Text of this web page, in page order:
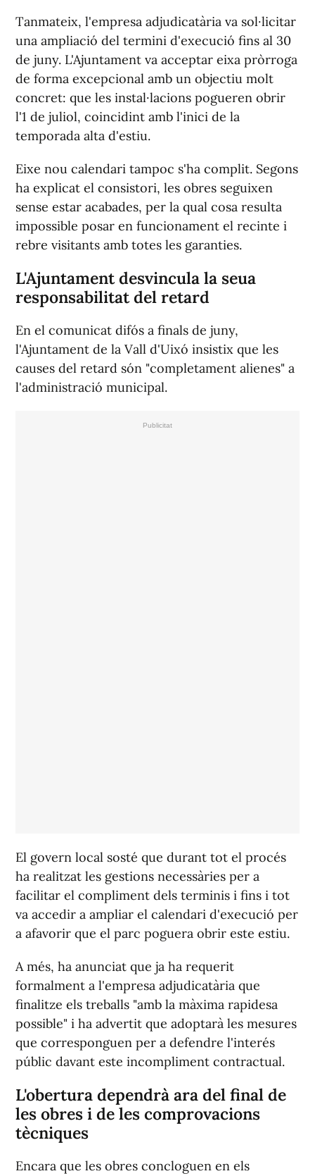
Tanmateix, l'empresa adjudicatària va sol·licitar
una ampliació del termini d'execució fins al 30
de juny. L'Ajuntament va acceptar eixa pròrroga
de forma excepcional amb un objectiu molt
concret: que les instal·lacions pogueren obrir
l'1 de juliol, coincidint amb l'inici de la
temporada alta d'estiu.
Eixe nou calendari tampoc s'ha complit. Segons
ha explicat el consistori, les obres seguixen
sense estar acabades, per la qual cosa resulta
impossible posar en funcionament el recinte i
rebre visitants amb totes les garanties.
L'Ajuntament desvincula la seua
responsabilitat del retard
En el comunicat difós a finals de juny,
l'Ajuntament de la Vall d'Uixó insistix que les
causes del retard són "completament alienes" a
l'administració municipal.
El govern local sosté que durant tot el procés
ha realitzat les gestions necessàries per a
facilitar el compliment dels terminis i fins i tot
va accedir a ampliar el calendari d'execució per
a afavorir que el parc poguera obrir este estiu.
A més, ha anunciat que ja ha requerit
formalment a l'empresa adjudicatària que
finalitze els treballs "amb la màxima rapidesa
possible" i ha advertit que adoptarà les mesures
que corresponguen per a defendre l'interés
públic davant este incompliment contractual.
L'obertura dependrà ara del final de
les obres i de les comprovacions
tècniques
Encara que les obres concloguen en els